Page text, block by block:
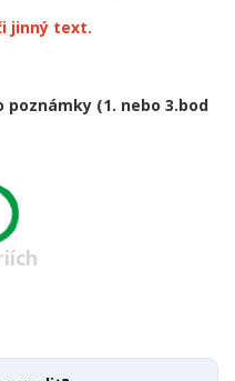
jinný text.
poznámky (1. nebo 3.bod